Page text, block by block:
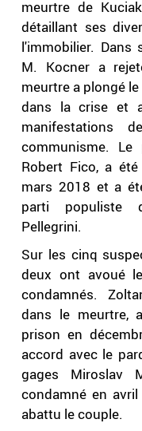
meurtre de
détaillant ses
l'immobilier. Dans
M. Kocner a
meurtre a plongé
dans la crise et
manifestations
communisme. Le
Robert Fico, a
mars 2018 et a
parti populiste
Pellegrini.
Sur les cinq
deux ont avoué
condamnés.
dans le meurtre,
prison en
accord avec le
gages Miroslav
condamné en
abattu le couple.